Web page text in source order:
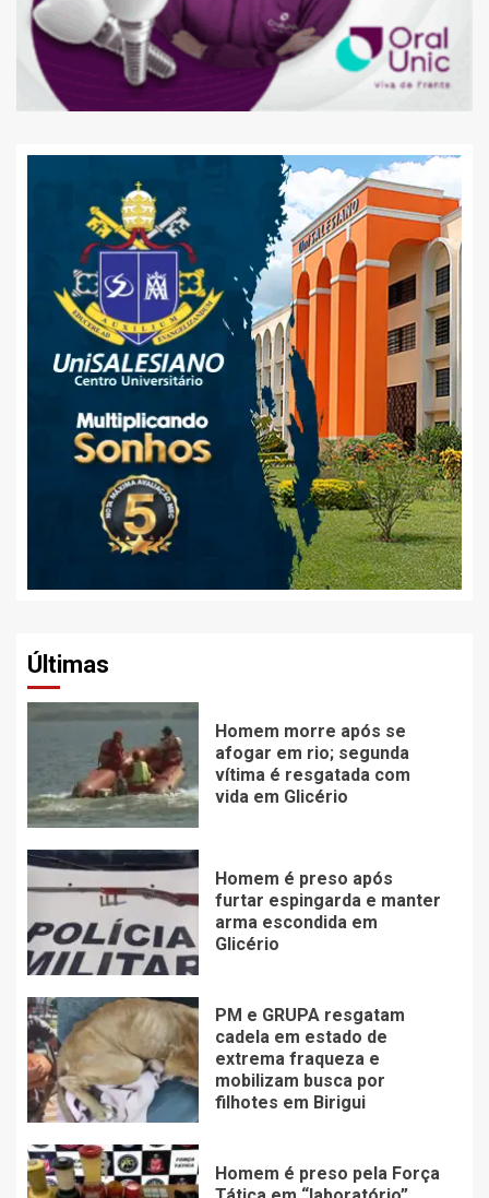
Últimas
Homem morre após se
afogar em rio; segunda
vítima é resgatada com
vida em Glicério
Homem é preso após
furtar espingarda e manter
arma escondida em
Glicério
PM e GRUPA resgatam
cadela em estado de
extrema fraqueza e
mobilizam busca por
filhotes em Birigui
Homem é preso pela Força